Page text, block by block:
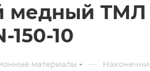
ТМЛ
150-10
материалы —